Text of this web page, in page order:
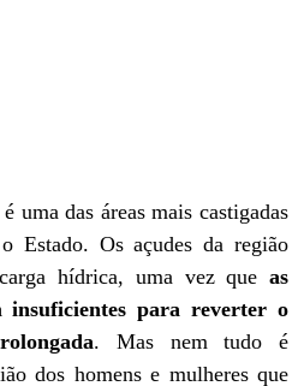
uma das áreas mais castigadas
Estado. Os açudes da região
hídrica, uma vez que as
insuficientes para reverter o
. Mas nem tudo é
dos homens e mulheres que